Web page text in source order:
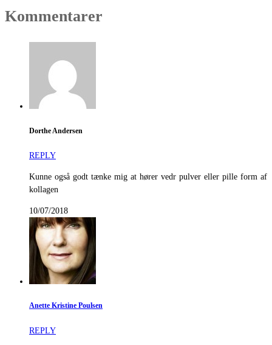
Kommentarer
Dorthe Andersen
REPLY
Kunne også godt tænke mig at hører vedr pulver eller pille form af
kollagen
10/07/2018
Anette Kristine Poulsen
REPLY